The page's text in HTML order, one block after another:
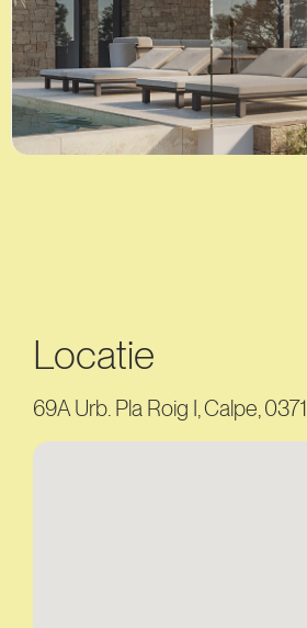
Locatie
69A Urb. Pla Roig I, Calpe,